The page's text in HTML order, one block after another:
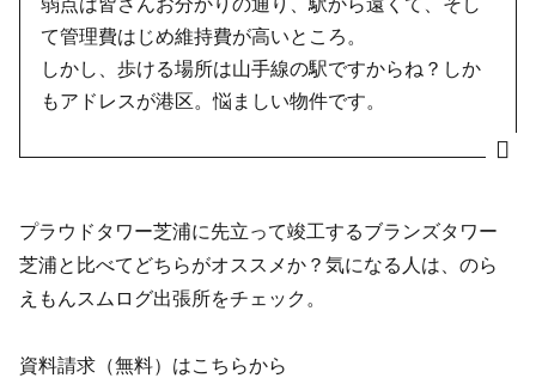
て管理費はじめ維持費が高いところ。
しかし、歩ける場所は山手線の駅ですからね？しか
もアドレスが港区。悩ましい物件です。
プラウドタワー芝浦に先立って竣工するブランズタワー
芝浦と比べてどちらがオススメか？気になる人は、のら
えもんスムログ出張所をチェック。
資料請求（無料）はこちらから